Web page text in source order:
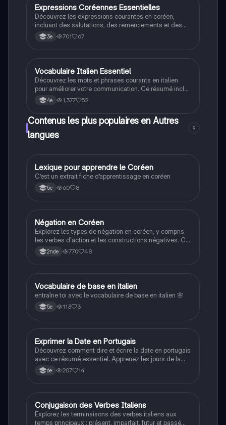
Autres langues
Expressions Coréennes Essentielles
Découvrez les expressions courantes en coréen,
incluant des salutations, des remerciements et des
phrases utiles pour la conversation quotidienne. Ce
résumé vous aidera à communiquer efficacement en
3e 701 67
Autres langues
Vocabulaire Italien Essentiel
Découvrez les mots et phrases courants en italien
pour améliorer votre communication. Ce résumé inclut
des expressions essentielles comme les salutations,
les remerciements et les questions de base. Idéal
pour les débutants souhaitant apprendre la langue
italienne rapidement.
4e 1,377 52
Contenus les plus populaires en Autres
langues
9
Autres langues
Lexique pour apprendre le Coréen
C’est un extrait fiche d’apprentissage en coréen
5e 60 8
Autres langues
Négation en Coréen
Explorez les types de négation en coréen, y compris
les verbes d'action et les constructions négatives. Ce
résumé aborde les pronoms personnels, les suffixes
et les règles grammaticales essentielles pour
2nde 770 48
VAutres langues
Vocabulaire de base en italien
entraîne toi avec le vocabulaire de base en italien 🌸
5e 113 3
Autres langues
Exprimer la Date en Portugais
Découvrez comment dire et écrire la date en portugais
avec ce résumé essentiel. Apprenez les jours de la
semaine, les nombres de 0 à 31, et les mois de
l'année. Idéal pour les étudiants en langues et ceux
6e 207 14
Autres langues
Conjugaison des Verbes Italiens
Explorez les terminaisons des verbes italiens aux
temps principaux : présent, imparfait, futur et passé